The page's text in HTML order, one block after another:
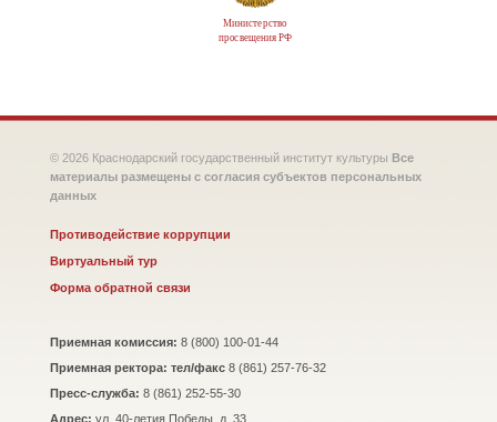
Министерство
просвещения РФ
© 2026 Краснодарский государственный институт культуры Все
материалы размещены с согласия субъектов персональных
данных
Противодействие коррупции
Виртуальный тур
Форма обратной связи
Приемная комиссия: 8 (800) 100-01-44
Приемная ректора: тел/факс 8 (861) 257-76-32
Пресс-служба: 8 (861) 252-55-30
Адрес: ул. 40-летия Победы, д. 33